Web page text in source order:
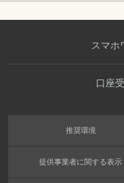
スマホ
口座
推奨環境
提供事業者に関する表示